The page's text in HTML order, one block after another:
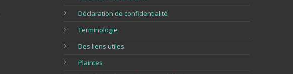
Déclaration de confidentialité
Terminologie
Des liens utiles
Plaintes